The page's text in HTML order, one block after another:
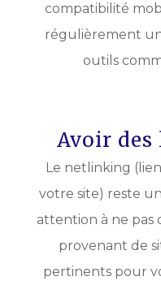
compatibilité
régulièrement
outils
Avoir
Le netlinking
votre site) reste
attention à ne pas
provenant de
pertinents pour